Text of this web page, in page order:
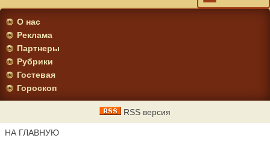
О нас
Реклама
Партнеры
Рубрики
Гостевая
Гороскоп
RSS версия
НА ГЛАВНУЮ